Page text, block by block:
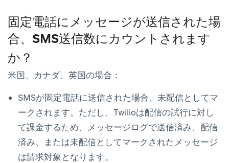
固定電話にメッセージが送信された場
合、SMS送信数にカウントされます
か？
米国、カナダ、英国の場合：
SMSが固定電話に送信された場合、 未配信としてマ
ークされます。ただし、Twilioは配信の試行に対し
て課金するため、メッセージログで送信済み、 配信
済み、または未配信としてマークされたメッセージ
は請求対象となります。